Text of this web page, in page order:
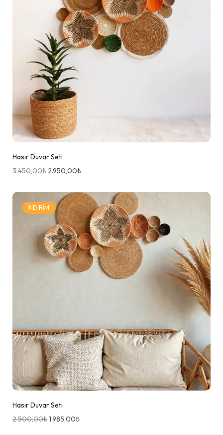
Hasır Duvar Seti
3.450,00₺ 2.950,00₺
İNDIRIM!
Hasır Duvar Seti
2.500,00₺1.985,00₺